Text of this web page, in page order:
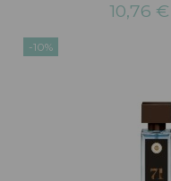
10,76
-10%